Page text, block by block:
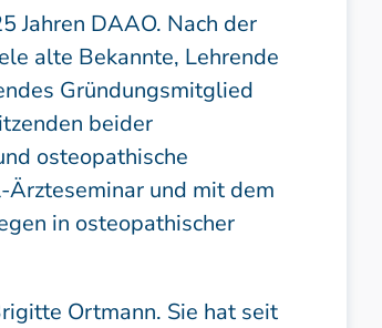
Jahren DAAO. Nach der
alte Bekannte, Lehrende
Gründungsmitglied
beider
osteopathische
und mit dem
in osteopathischer
Ortmann. Sie hat seit